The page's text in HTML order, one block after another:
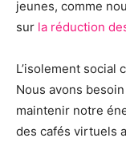
jeunes, comme
sur la réduction
L’isolement
Nous avons
maintenir notre
des cafés virtuels